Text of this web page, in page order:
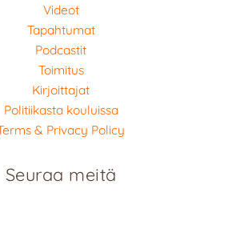
Videot
Tapahtumat
Podcastit
Toimitus
Kirjoittajat
Politiikasta kouluissa
& Privacy Policy
Seuraa meitä